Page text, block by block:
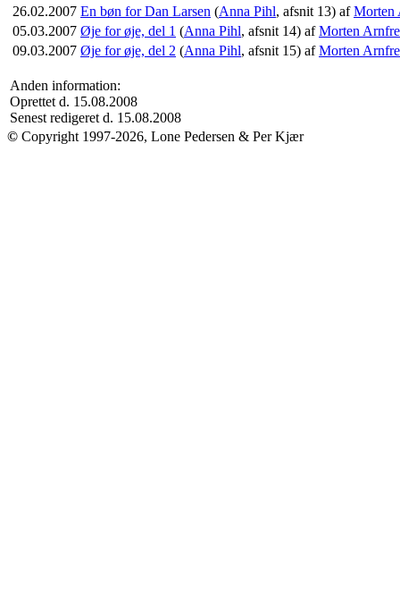
26.02.2007 En bøn for Dan Larsen (Anna Pihl, afsnit 13) afMorten
05.03.2007 Øje for øje, del 1 (Anna Pihl, afsnit 14) afMorten
09.03.2007 Øje for øje, del 2 (Anna Pihl, afsnit 15) afMorten
Anden information:
Oprettet d. 15.08.2008
Senest redigeret d. 15.08.2008
© Copyright 1997-2026, Lone Pedersen & Per Kjær